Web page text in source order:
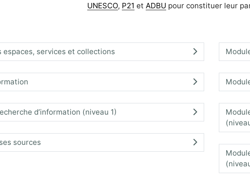
UNESCO, P21 et ADBU pour constituer leur
espaces, services et collections
d’information (niveau 1)
sources